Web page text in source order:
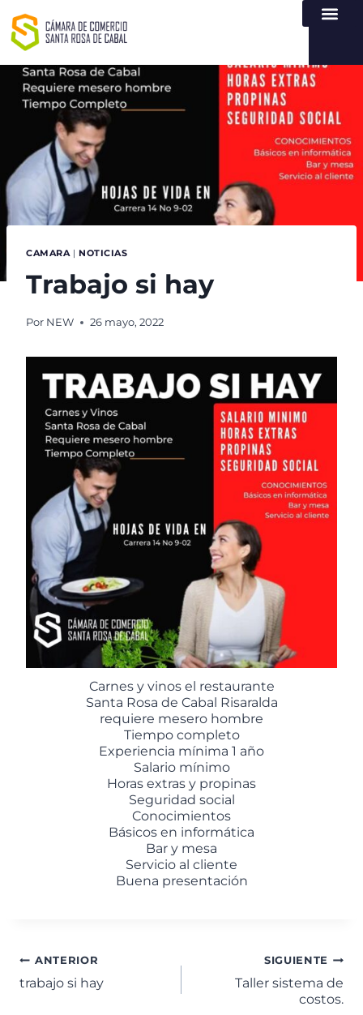
CAMARA| NOTICIAS
Trabajo si hay
Por NEW 26 mayo, 2022
Carnes y vinos el restaurante
Santa Rosa de Cabal Risaralda
requiere mesero hombre
Tiempo completo
Experiencia mínima 1 año
Salario mínimo
Horas extras y propinas
Seguridad social
Conocimientos
Básicos en informática
Bar y mesa
Servicio al cliente
Buena presentación
ANTERIOR
trabajo si hay
SIGUIENTE
Taller sistema de
costos.